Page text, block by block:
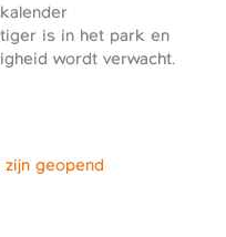
is in het park en
wordt verwacht.
geopend